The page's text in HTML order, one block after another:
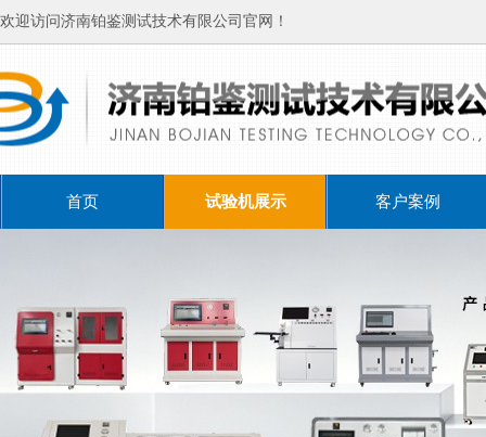
欢迎访问济南铂鉴测试技术有限公司官网！
首页 试验机展示 客户案例